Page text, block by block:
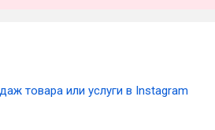
товара или услуги в Instagram